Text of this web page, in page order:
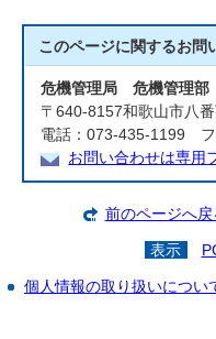
このページに関するお問
危機管理局 危機管理
〒640-8157和歌山市八
電話：073-435-1199
お問い合わせは専用
前のページへ戻
表示
個人情報の取り扱いについ